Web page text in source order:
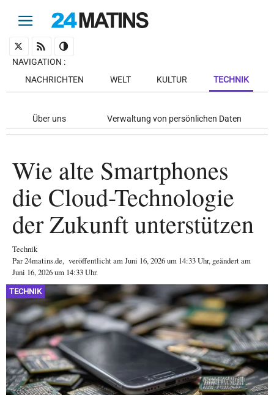
NAVIGATION :
NACHRICHTEN
WELT KULTUR TECHNIK
Über uns Verwaltung von persönlichen Daten
Wie alte Smartphones
die Cloud-Technologie
der Zukunft unterstützen
Technik
Par24matins.de, veröffentlicht amJuni 16, 2026um 14:33 Uhr, geändert am
Juni 16, 2026 um 14:33 Uhr.
TECHNIK